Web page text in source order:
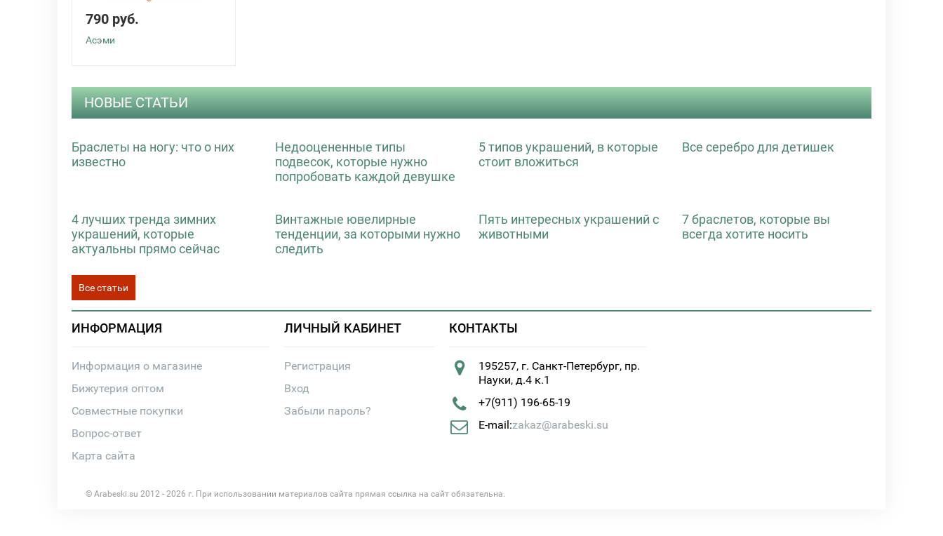
790 руб.
Асэми
НОВЫЕ СТАТЬИ
Браслеты на ногу: что о них
известно
Недооцененные типы
подвесок, которые нужно
попробовать каждой девушке
5 типов украшений, в которые
стоит вложиться
Все серебро для детишек
4 лучших тренда зимних
украшений, которые
актуальны прямо сейчас
Винтажные ювелирные
тенденции, за которыми нужно
следить
Пять интересных украшений с
животными
7 браслетов, которые вы
всегда хотите носить
Все статьи
ИНФОРМАЦИЯ
Информация о магазине
Бижутерия оптом
Совместные покупки
Вопрос-ответ
Карта сайта
ЛИЧНЫЙ КАБИНЕТ
Регистрация
Вход
Забыли пароль?
КОНТАКТЫ
195257, г. Санкт-Петербург, пр.
Науки, д.4 к.1
+7(911) 196-65-19
E-mail:zakaz@arabeski.su
© Arabeski.su 2012 - 2026 г. При использовании материалов сайта прямая ссылка на сайт обязательна.